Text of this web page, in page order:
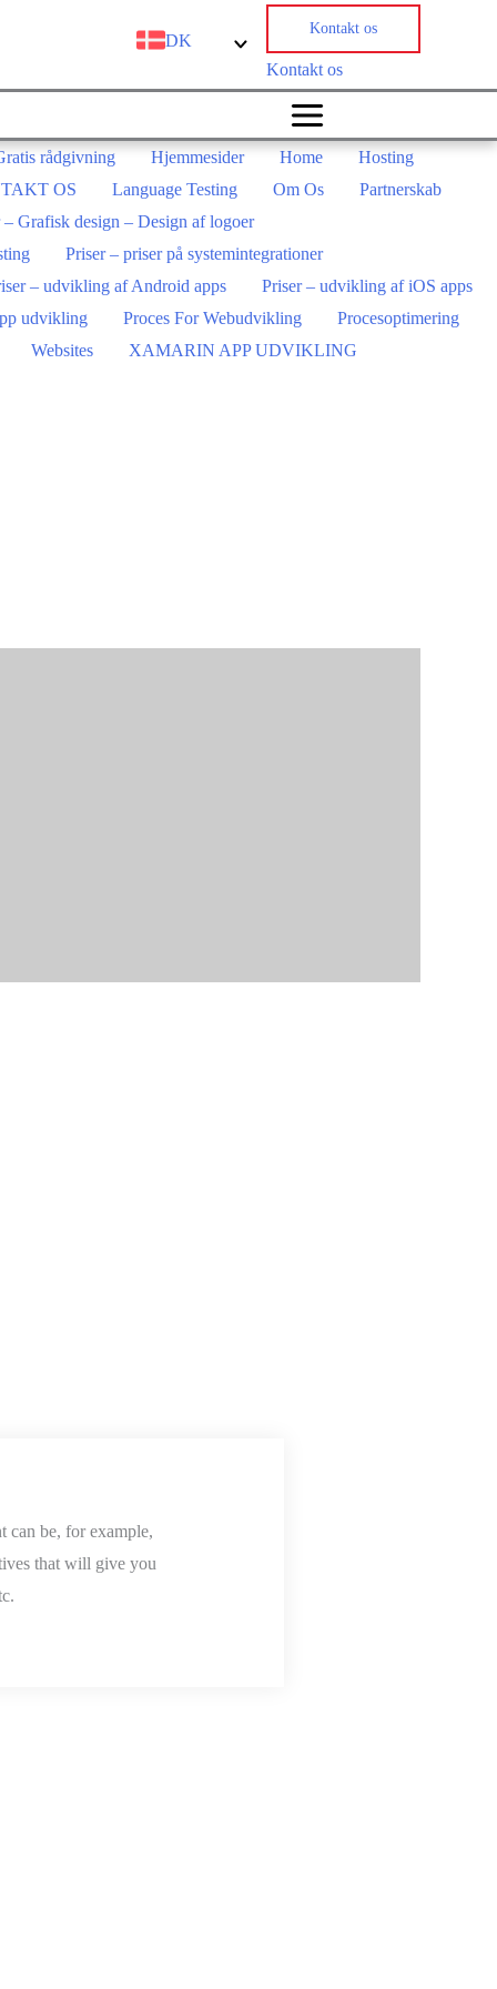
DK
Kontakt os
Kontakt os
rådgivning Hjemmesider Home
Hosting
OS
Language Testing Om Os
Partnerskab
– Grafisk design – Design af logoer
Priser – priser på systemintegrationer
– udvikling af Android apps
Priser – udvikling af iOS apps
udvikling
Proces For Webudvikling
Procesoptimering
Websites
XAMARIN APP UDVIKLING
can be, for example,
that will give you